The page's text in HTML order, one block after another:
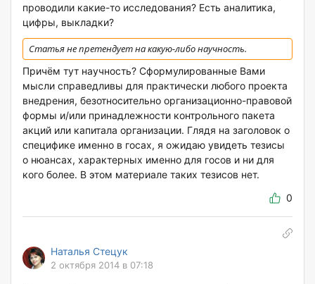
проводили какие-то исследования? Есть аналитика,
цифры, выкладки?
Статья не претендует на какую-либо научность.
Причём тут научность? Сформулированные Вами
мысли справедливы для практически любого проекта
внедрения, безотносительно организационно-правовой
формы и/или принадлежности контрольного пакета
акций или капитала организации. Глядя на заголовок о
специфике именно в госах, я ожидаю увидеть тезисы
о нюансах, характерных именно для госов и ни для
кого более. В этом материале таких тезисов нет.
0
Наталья Стецук
2 октября 2014 в 07:18